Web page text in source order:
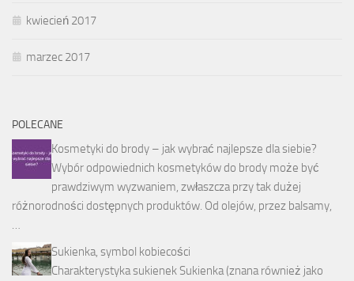
kwiecień 2017
marzec 2017
POLECANE
Kosmetyki do brody – jak wybrać najlepsze dla siebie?
Wybór odpowiednich kosmetyków do brody może być
prawdziwym wyzwaniem, zwłaszcza przy tak dużej
różnorodności dostępnych produktów. Od olejów, przez balsamy,
…
Sukienka, symbol kobiecości
Charakterystyka sukienek Sukienka (znana również jako